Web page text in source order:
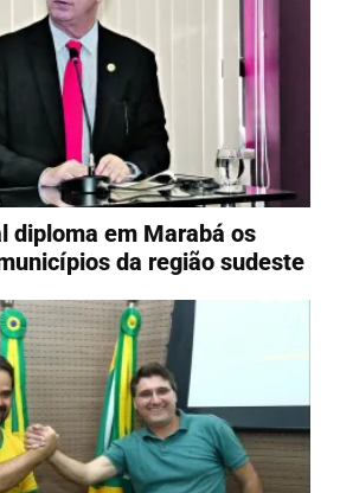
diploma em Marabá os
da região sudeste